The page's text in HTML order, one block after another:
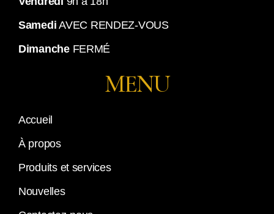
Samedi AVEC RENDEZ-VOUS
DimancheFERMÉ
MENU
Accueil
À propos
Produits et services
Nouvelles